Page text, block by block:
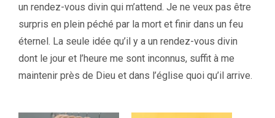
un rendez-vous divin qui m’attend. Je ne veux pas être
surpris en plein péché par la mort et finir dans un feu
éternel. La seule idée qu’il y a un rendez-vous divin
dont le jour et l’heure me sont inconnus, suffit à me
maintenir près de Dieu et dans l’église quoi qu’il arrive.